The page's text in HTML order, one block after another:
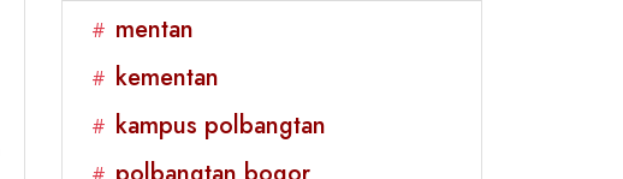
# mentan
# kementan
# kampus polbangtan